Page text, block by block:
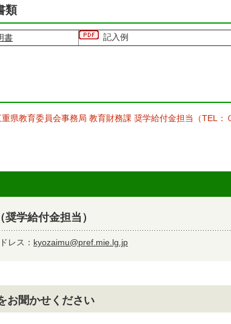
類
書 記入例
重県教育委員会事務局 教育財務課 奨学給付金担当（TEL：
学給付金担当）
レス： kyozaimu@pref.mie.lg.jp
お聞かせください